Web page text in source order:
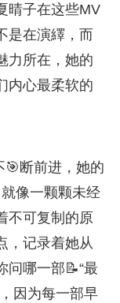
晴子在这些MV
是在演繹，而
力所在，她的
内心最柔软的
🎯断前进，她的
像一颗颗未经
不可复制的原
，记录着她从
问哪一部📝“最
因为每一部早